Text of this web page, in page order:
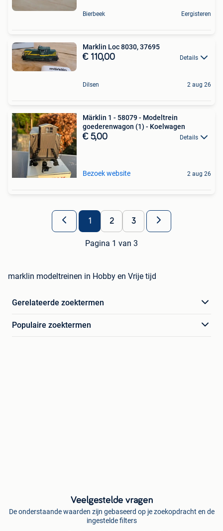
Bierbeek Eergisteren
Marklin Loc 8030, 37695
€ 110,00 Details
Dilsen 2 aug 26
Märklin 1 - 58079 - Modeltrein
goederenwagon (1) - Koelwagen
€ 5,00 Details
Bezoek website 2 aug 26
1 2 3
Pagina 1 van 3
marklin modeltreinen in Hobby en Vrije tijd
Gerelateerde zoektermen
Populaire zoektermen
Veelgestelde vragen
De onderstaande waarden zijn gebaseerd op je zoekopdracht en de
ingestelde filters